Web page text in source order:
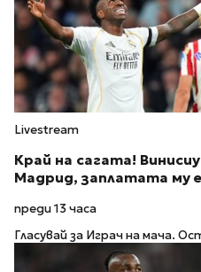
Livestream
Край на сагата!
Мадрид, заплатата му
преди 13 часа
Гласувай за Играч на мача.